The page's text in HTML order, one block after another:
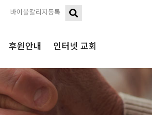
바이블칼리지등록
후원안내 인터넷 교회